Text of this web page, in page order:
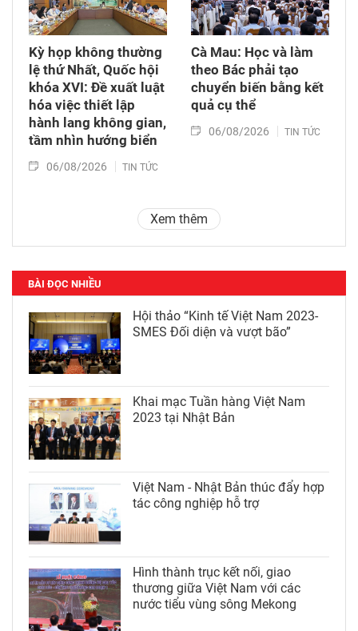
Kỳ họp không thường
lệ thứ Nhất, Quốc hội
khóa XVI: Đề xuất luật
hóa việc thiết lập
hành lang không gian,
tầm nhìn hướng biển
06/08/2026 TIN TỨC
Cà Mau: Học và làm
theo Bác phải tạo
chuyển biến bằng kết
quả cụ thể
06/08/2026 TIN TỨC
Xem thêm
BÀI ĐỌC NHIỀU
Hội thảo “Kinh tế Việt Nam 2023-
SMES Đối diện và vượt bão”
Khai mạc Tuần hàng Việt Nam
2023 tại Nhật Bản
Việt Nam - Nhật Bản thúc đẩy hợp
tác công nghiệp hỗ trợ
Hình thành trục kết nối, giao
thương giữa Việt Nam với các
nước tiểu vùng sông Mekong